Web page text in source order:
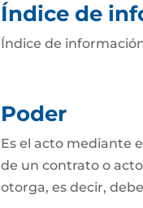
Índice de
Índice de
Poder
Es el acto mediante
de un contrato o
otorga, es decir,